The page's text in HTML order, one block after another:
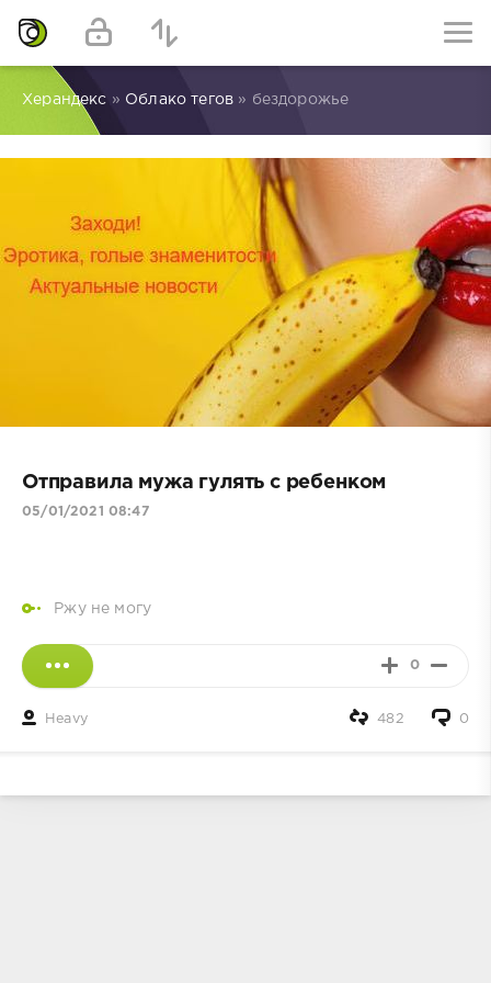
Херандекс » Облако тегов » бездорожье
Отправила мужа гулять с ребенком
05/01/2021 08:47
Ржу не могу
0
Heavy 0
482